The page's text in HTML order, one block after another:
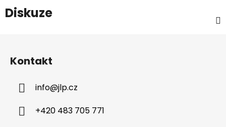
Diskuze
Kontakt
info@jlp.cz
+420 483 705 771